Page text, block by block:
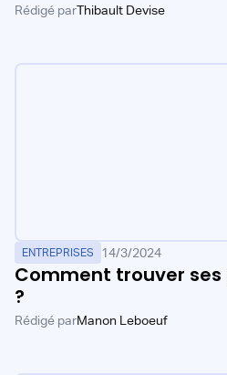
Rédigé parThibault Devise
ENTREPRISES 14/3/2024
Comment trouver
?
Rédigé parManon Leboeuf